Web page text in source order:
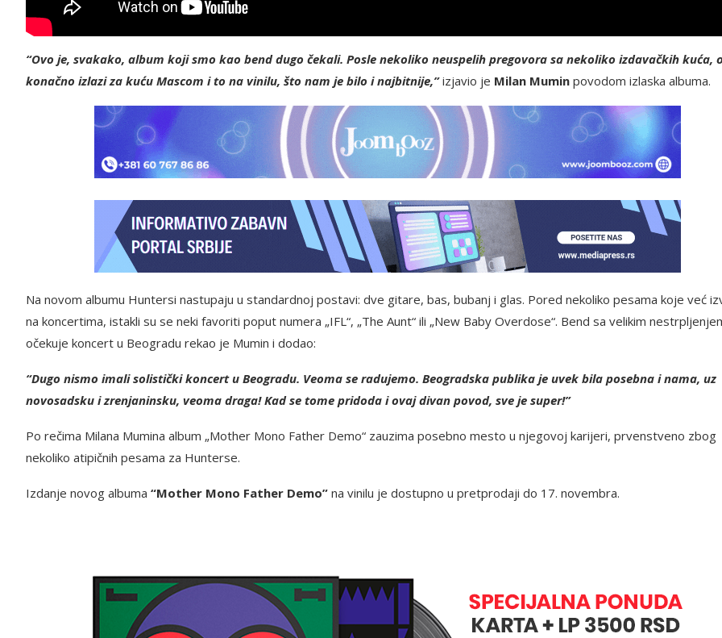
“Ovo je, svakako, album koji smo kao bend dugo čekali. Posle nekoliko neuspelih pregovora sa nekoliko izdavačkih kuća,
konačno izlazi za kuću Mascom i to na vinilu, što nam je bilo i najbitnije,” izjavio je Milan Mumin povodom izlaska albuma.
Na novom albumu Huntersi nastupaju u standardnoj postavi: dve gitare, bas, bubanj i glas. Pored nekoliko pesama koje već
na koncertima, istakli su se neki favoriti poput numera „IFL“, „The Aunt“ ili „New Baby Overdose“. Bend sa velikim
očekuje koncert u Beogradu rekao je Mumin i dodao:
“Dugo nismo imali solistički koncert u Beogradu. Veoma se radujemo. Beogradska publika je uvek bila posebna i nama, uz
novosadsku i zrenjaninsku, veoma draga! Kad se tome pridoda i ovaj divan povod, sve je super!”
Po rečima Milana Mumina album „Mother Mono Father Demo“ zauzima posebno mesto u njegovoj karijeri, prvenstveno zbog
nekoliko atipičnih pesama za Hunterse.
Izdanje novog albuma “Mother Mono Father Demo” na vinilu je dostupno u pretprodaji do 17. novembra.